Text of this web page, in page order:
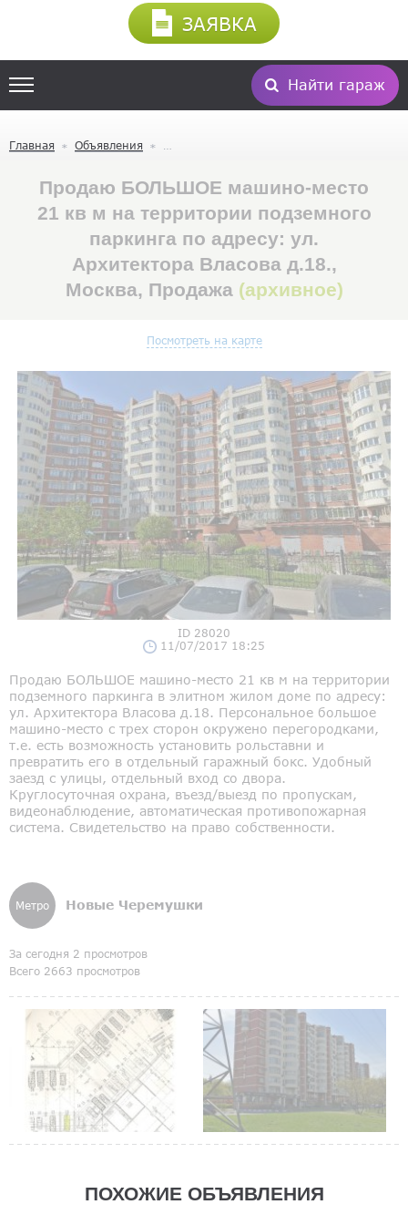
Найти гараж
ЗАЯВКА
Главная Объявления
Продаю БОЛЬШОЕ машино-место
21 кв м на территории подземного
паркинга по адресу: ул.
Архитектора Власова д.18.,
Москва, Продажа (архивное)
Посмотреть на карте
ID 28020
11/07/2017 18:25
Продаю БОЛЬШОЕ машино-место 21 кв м на территории
подземного паркинга в элитном жилом доме по адресу:
ул. Архитектора Власова д.18. Персональное большое
машино-место с трех сторон окружено перегородками,
т.е. есть возможность установить рольставни и
превратить его в отдельный гаражный бокс. Удобный
заезд с улицы, отдельный вход со двора.
Круглосуточная охрана, въезд/выезд по пропускам,
видеонаблюдение, автоматическая противопожарная
система. Свидетельство на право собственности.
Метро Новые Черемушки
За сегодня 2 просмотров
Всего 2663 просмотров
ПОХОЖИЕ ОБЪЯВЛЕНИЯ